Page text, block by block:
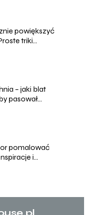
powiększyć
triki
– jaki blat
pasował
pomalować
i